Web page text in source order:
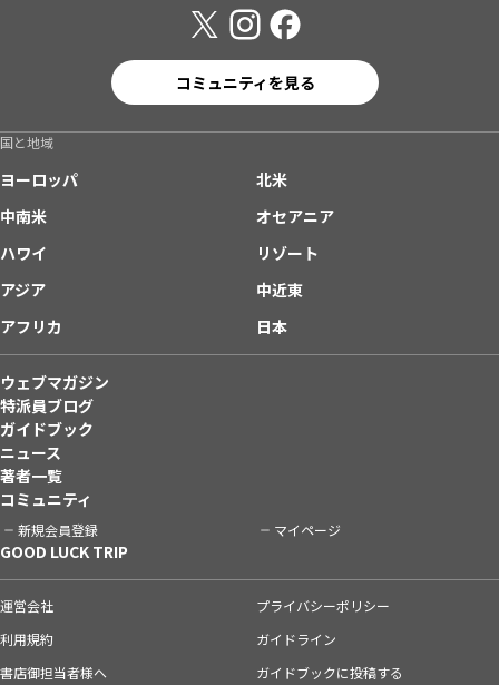
コミュニティを見る
国と地域
ヨーロッパ
北米
中南米
オセアニア
ハワイ
リゾート
アジア
中近東
アフリカ
日本
ウェブマガジン
特派員ブログ
ガイドブック
ニュース
著者一覧
コミュニティ
新規会員登録 マイページ
GOOD LUCK TRIP
運営会社
プライバシーポリシー
利用規約
ガイドライン
書店御担当者様へ
ガイドブックに投稿する